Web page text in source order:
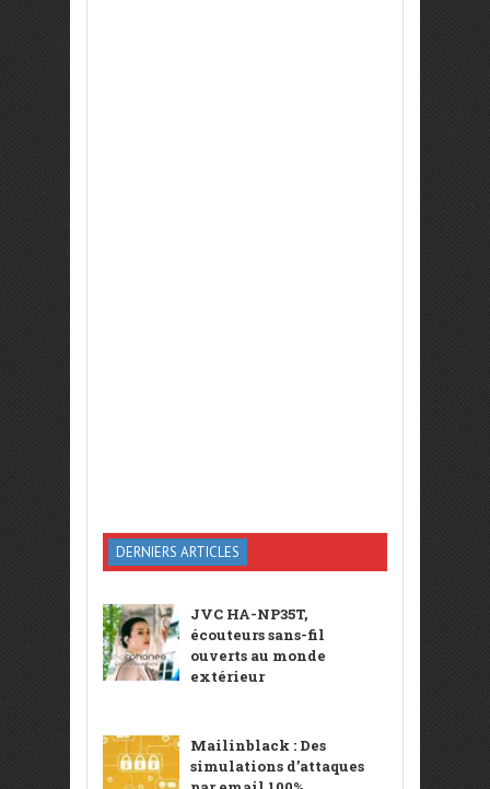
DERNIERS ARTICLES
JVC HA-NP35T,
écouteurs sans-fil
ouverts au monde
extérieur
Mailinblack : Des
simulations d’attaques